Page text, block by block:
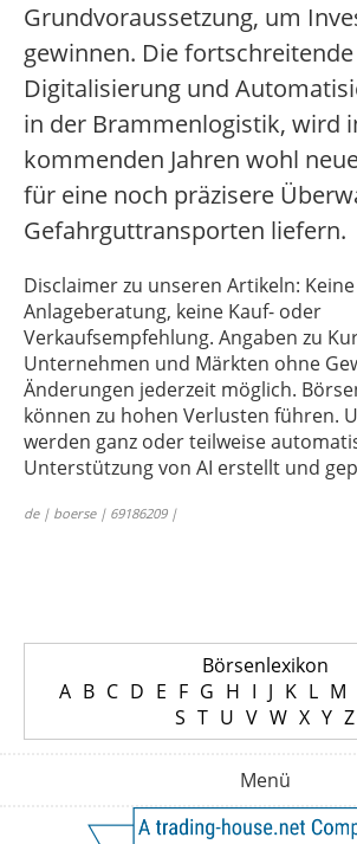
Grundvoraussetzung, um
gewinnen. Die fortschreitende
Digitalisierung und
in der Brammenlogistik, wird
kommenden Jahren wohl
für eine noch präzisere
Gefahrguttransporten liefern.
Disclaimer zu unseren Artikeln: Keine
Anlageberatung, keine Kauf- oder
Verkaufsempfehlung. Angaben zu
Unternehmen und Märkten ohne
Änderungen jederzeit möglich.
können zu hohen Verlusten führen.
werden ganz oder teilweise
Unterstützung von AI erstellt und
de | boerse | 69186209 |
Börsenlexikon
A B C D E F G H I J K L M
S T U V W X Y Z
Menü